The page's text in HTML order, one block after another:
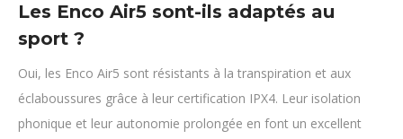
Les Enco Air5 sont-ils adaptés au
sport ?
Oui, les Enco Air5 sont résistants à la transpiration et aux
éclaboussures grâce à leur certification IPX4. Leur isolation
phonique et leur autonomie prolongée en font un excellent